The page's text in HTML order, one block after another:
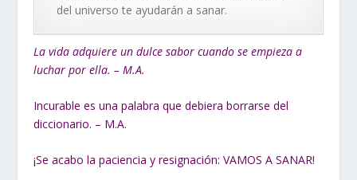
del universo te ayudarán a sanar.
La vida adquiere un dulce sabor cuando se empieza a
luchar por ella. – M.A.
Incurable es una palabra que debiera borrarse del
diccionario. – M.A.
¡Se acabo la paciencia y resignación: VAMOS A SANAR!